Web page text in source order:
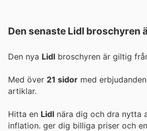
Den senaste Lidl broschyren
Den nya Lidl broschyren är giltig
Med över 21 sidor med
artiklar.
Hitta en Lidl nära dig och dra nytta
inflation. ger dig billiga priser och